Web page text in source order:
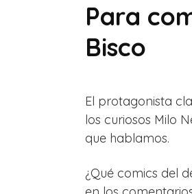
Para
Bisco
El protagonista
los curiosos Milo
que hablamos.
¿Qué comics del